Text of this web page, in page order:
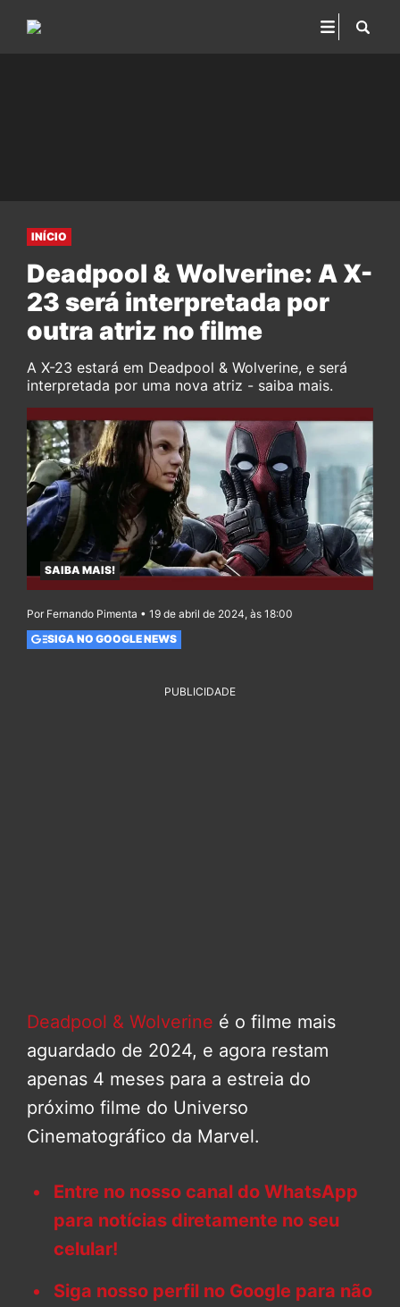
INÍCIO
Deadpool & Wolverine: A X-
23 será interpretada por
outra atriz no filme
A X-23 estará em Deadpool & Wolverine, e será
interpretada por uma nova atriz - saiba mais.
SAIBA MAIS!
Por Fernando Pimenta • 19 de abril de 2024, às 18:00
SIGA NO GOOGLE NEWS
PUBLICIDADE
Deadpool & Wolverine é o filme mais
aguardado de 2024, e agora restam
apenas 4 meses para a estreia do
próximo filme do Universo
Cinematográfico da Marvel.
Entre no nosso canal do WhatsApp
para notícias diretamente no seu
celular!
Siga nosso perfil no Google para não